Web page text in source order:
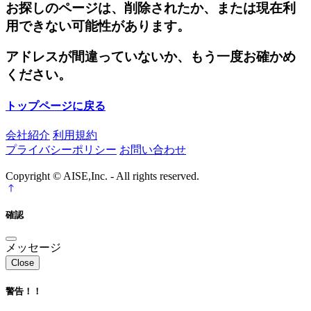
お探しのページは、削除されたか、または現在利
用できない可能性があります。
アドレスが間違っていないか、もう一度お確かめ
ください。
トップページに戻る
会社紹介 利用規約
プライバシーポリシー お問い合わせ
Copyright © AISE,Inc. - All rights reserved.
確認
メッセージ
Close
警告！！